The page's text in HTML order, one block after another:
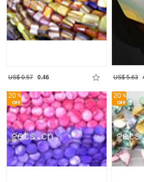
US$ 0.57 0.46 US$ 5.63
20 20